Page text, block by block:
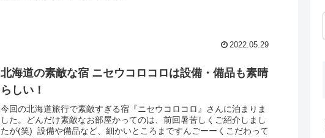
2022.05.29
北海道の素敵な宿 ニセウコロコロは設備・備品も素晴
らしい！
今回の北海道旅行で素敵すぎる宿『ニセウコロコロ』さんに泊まりま
した。どんだけ素敵なお部屋かってのは、前回暑苦しくご紹介しまし
たが(笑) 設備や備品など、細かいところまですんごーーくこだわって